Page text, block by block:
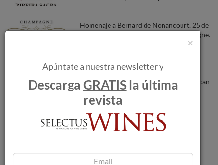
Homenaje a Bernard de Nonancourt. 25 de
Octubre, Día Internacional del Champagne.
Los incendios forestales amenazan a las
bodegas a medida que las llamas se acercan
a Burdeos.
×
Apúntate a nuestra newsletter y
DescargaGRATIS la última
revista